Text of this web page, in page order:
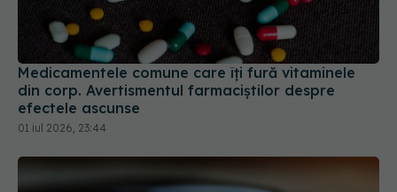
Medicamentele comune care îți fură vitaminele
din corp. Avertismentul farmaciștilor despre
efectele ascunse
01 iul 2026, 23:44